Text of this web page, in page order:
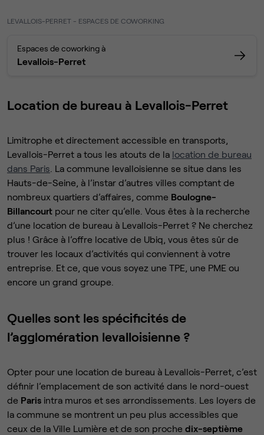
LEVALLOIS-PERRET - ESPACES DE COWORKING
Espaces de coworking à
Levallois-Perret
Location de bureau à Levallois-Perret
Limitrophe et directement accessible en transports,
Levallois-Perret a tous les atouts de la location de bureau
dans Paris . La commune levalloisienne se situe dans les
Hauts-de-Seine, à l’instar d’autres villes comptant de
nombreux quartiers d’affaires, comme Boulogne-
Billancourt pour ne citer qu’elle. Vous êtes à la recherche
d’une location de bureau à Levallois-Perret ? Ne cherchez
plus ! Grâce à l’offre locative de Ubiq, vous êtes sûr de
trouver les locaux d’activités qui conviennent à votre
entreprise. Et ce, que vous soyez une TPE, une PME ou
encore un grand groupe.
Quelles sont les spécificités de
l’agglomération levalloisienne ?
Opter pour une location de bureau à Levallois-Perret, c’est
définir l’emplacement de son activité dans le nord-ouest
de Paris intra muros et ses arrondissements. Les loyers de
la commune se montrent un peu plus accessibles que
ceux de la Ville Lumière et de son proche dix-septième